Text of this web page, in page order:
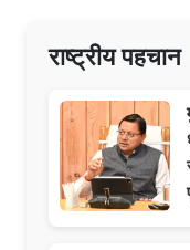
राष्ट्रीय पहचान